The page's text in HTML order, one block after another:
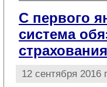
С первого
система
12 сентября 2016